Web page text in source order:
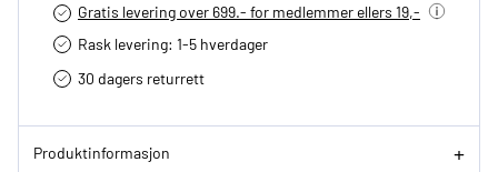
Gratis levering over 699.- for medlemmer ellers 19,-
Rask levering: 1-5 hverdager
30 dagers returrett
Produktinformasjon